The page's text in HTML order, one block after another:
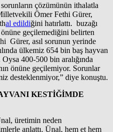
çözümünün ithalatla
Ömer Fethi Gürer,
al edildiğini hatırlattı. buzağı
geçilemediğini belirten
Gürer, asıl sorunun yerinde
ülkemiz 654 bin baş hayvan
400-500 bin aralığında
önüne geçilemiyor. Sorunlar
desteklenmiyor,” diye konuştu.
KESTİĞİMDE
üretimin neden
anlattı. Ünal, hem et hem